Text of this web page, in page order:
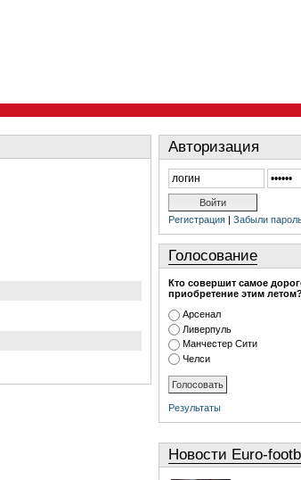
Авторизация
Регистрация | Забыли
Голосование
Кто совершит самое
приобретение этим летом?
Арсенал
Ливерпуль
Манчестер Сити
Челси
Результаты
Новости Euro-